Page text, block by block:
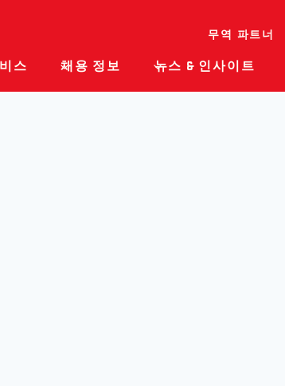
무역 파트너
스 채용 정보 뉴스 & 인사이트